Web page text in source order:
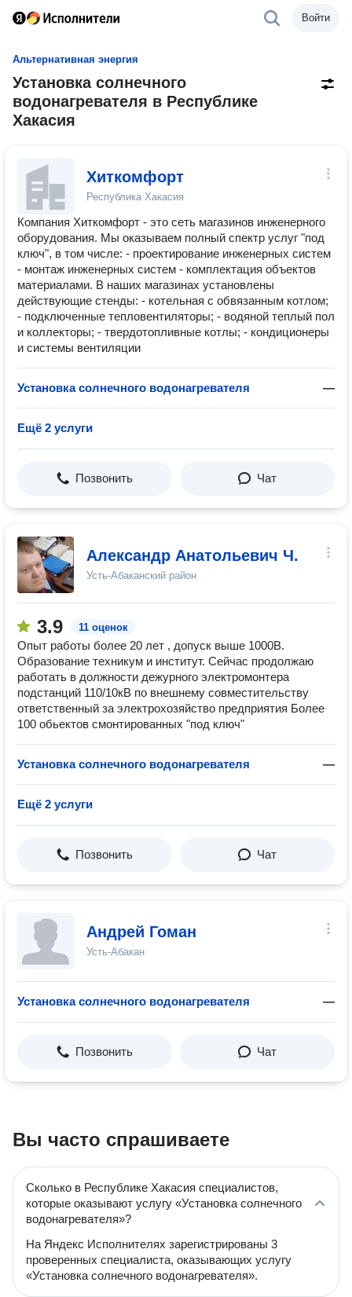
Войти
Альтернативная энергия
Установка солнечного
водонагревателя в Республике
Хакасия
Хиткомфорт
Республика Хакасия
Компания Хиткомфорт - это сеть магазинов инженерного
оборудования. Мы оказываем полный спектр услуг "под
ключ", в том числе: - проектирование инженерных систем
- монтаж инженерных систем - комплектация объектов
материалами. В наших магазинах установлены
действующие стенды: - котельная с обвязанным котлом;
- подключенные тепловентиляторы; - водяной теплый пол
и коллекторы; - твердотопливные котлы; - кондиционеры
и системы вентиляции
Установка солнечного водонагревателя —
Ещё 2 услуги
Позвонить Чат
Александр Анатольевич Ч.
Усть-Абаканский район
3.9 11 оценок
Опыт работы более 20 лет , допуск выше 1000В.
Образование техникум и институт. Сейчас продолжаю
работать в должности дежурного электромонтера
подстанций 110/10кВ по внешнему совместительству
ответственный за электрохозяйство предприятия Более
100 обьектов смонтированных "под ключ"
Установка солнечного водонагревателя —
Ещё 2 услуги
Позвонить Чат
Андрей Гоман
Усть-Абакан
Установка солнечного водонагревателя —
Позвонить Чат
Вы часто спрашиваете
Сколько в Республике Хакасия специалистов,
которые оказывают услугу «Установка солнечного
водонагревателя»?
На Яндекс Исполнителях зарегистрированы 3
проверенных специалиста, оказывающих услугу
«Установка солнечного водонагревателя».